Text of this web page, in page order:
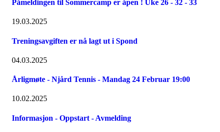
Påmeldingen til Sommercamp er åpen ! Uke 26 - 32 - 33
19.03.2025
Treningsavgiften er nå lagt ut i Spond
04.03.2025
Årligmøte - Njård Tennis - Mandag 24 Februar 19:00
10.02.2025
Informasjon - Oppstart - Avmelding